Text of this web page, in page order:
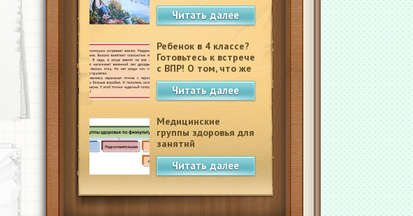
Читать далее
Ребенок в 4 классе?
Готовьтесь к встрече
с ВПР! О том, что же
это такое.
Читать далее
Медицинские
группы здоровья для
занятий
физкультурой в
школеЧитать далее